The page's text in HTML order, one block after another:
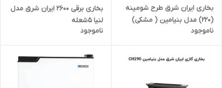
بخاری ایران شرق طرح شومینه
(220) مدل بنیامین ( مشکی)
22000
ناموجود
بخاری برقی 2600 ایران شرق مدل
لنیا 5شعله
ناموجود